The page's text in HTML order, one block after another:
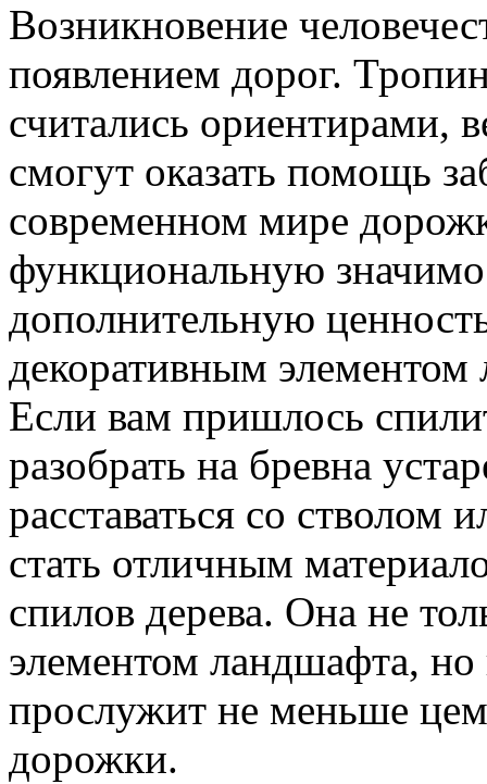
Возникновение
появлением дорог.
считались ориентирами,
смогут оказать помощь
современном мире
функциональную
дополнительную
декоративным элементом
Если вам пришлось
разобрать на бревна
расставаться со стволом
стать отличным
спилов дерева. Она не
элементом ландшафта,
прослужит не меньше
дорожки.